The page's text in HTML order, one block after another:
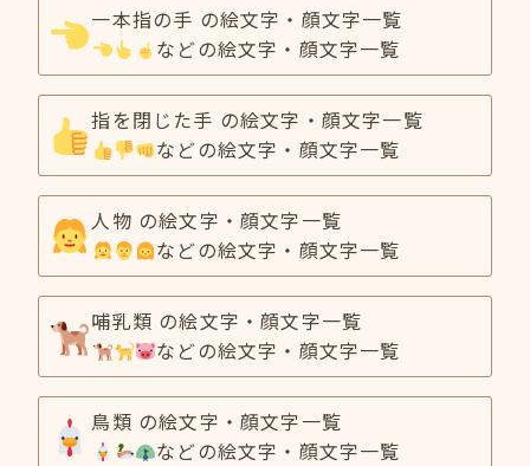
一本指の手 の絵文字・顔文字一覧
などの絵文字・顔文字一覧
指を閉じた手 の絵文字・顔文字一覧
などの絵文字・顔文字一覧
人物 の絵文字・顔文字一覧
などの絵文字・顔文字一覧
哺乳類 の絵文字・顔文字一覧
などの絵文字・顔文字一覧
鳥類 の絵文字・顔文字一覧
などの絵文字・顔文字一覧